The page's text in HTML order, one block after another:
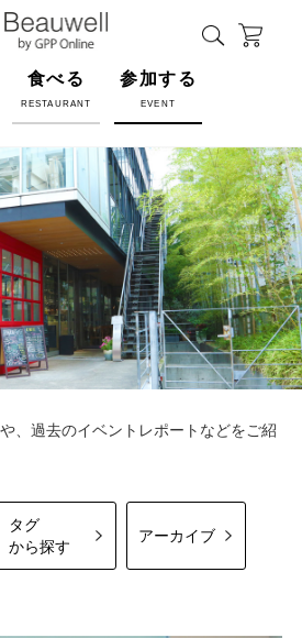
食べる
RESTAURANT
参加する
EVENT
、過去のイベントレポートなどをご紹
タグ
から探す
アーカイブ